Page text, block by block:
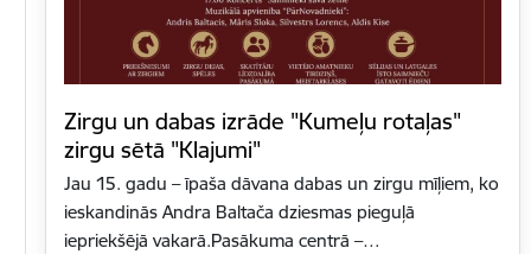
Zirgu un dabas izrāde "Kumeļu rotaļas"
zirgu sētā "Klajumi"
Jau 15. gadu – īpaša dāvana dabas un zirgu mīļiem, ko
ieskandinās Andra Baltača dziesmas pieguļā
iepriekšējā vakarā.Pasākuma centrā –…